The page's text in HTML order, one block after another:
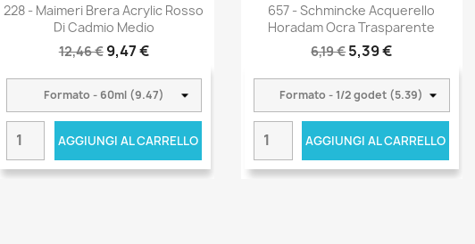
228 - Maimeri Brera Acrylic Rosso
Di Cadmio Medio
12,46 € 9,47 €
AGGIUNGI AL CARRELLO
657 - Schmincke Acquerello
Horadam Ocra Trasparente
6,19 €5,39 €
AGGIUNGI AL CARRELLO